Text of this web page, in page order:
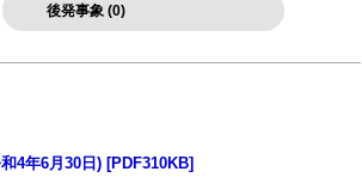
後発事象 (0)
4年6月30日) [PDF310KB]